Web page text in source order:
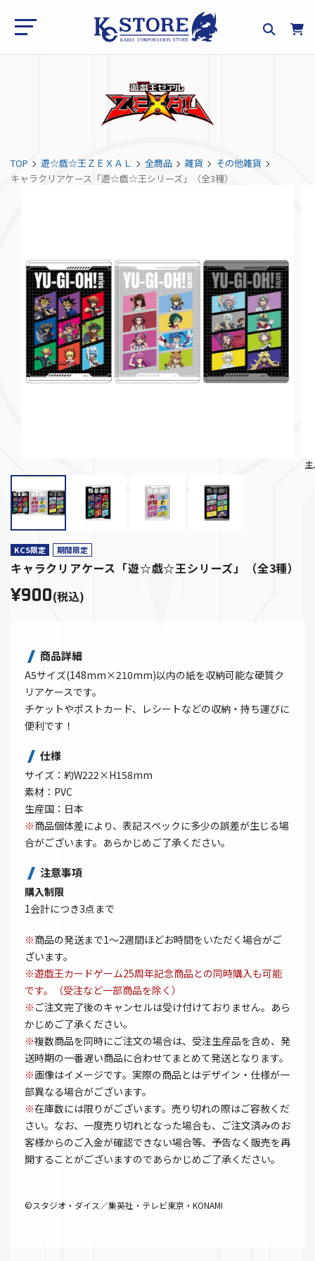
TOP 遊☆戯☆王ＺＥＸＡＬ 全商品 雑貨
その他雑貨
キャラクリアケース「遊☆戯☆王シリーズ」（全3種）
KCS限定 期間限定
キャラクリアケース「遊☆戯☆王シリーズ」（全3種）
¥900(税込)
商品詳細
A5サイズ(148mm×210mm)以内の紙を収納可能な硬質ク
リアケースです。
チケットやポストカード、レシートなどの収納・持ち運びに
便利です！
仕様
サイズ：約W222×H158mm
素材：PVC
生産国：日本
※商品個体差により、表記スペックに多少の誤差が生じる場
合がございます。あらかじめご了承ください。
注意事項
購入制限
1会計につき3点まで
※商品の発送まで1～2週間ほどお時間をいただく場合がご
ざいます。
※遊戯王カードゲーム25周年記念商品との同時購入も可能
です。（受注など一部商品を除く）
※ ご注文完了後のキャンセルは受け付けておりません。あら
かじめご了承ください。
※複数商品を同時にご注文の場合は、受注生産品を含め、発
送時期の一番遅い商品に合わせてまとめて発送となります。
※画像はイメージです。実際の商品とはデザイン・仕様が一
部異なる場合がございます。
※在庫数には限りがございます。売り切れの際はご容赦くだ
さい。なお、一度売り切れとなった場合も、ご注文済みのお
客様からのご入金が確認できない場合等、予告なく販売を再
開することがございますのであらかじめご了承ください。
©スタジオ・ダイス／集英社・テレビ東京・KONAMI